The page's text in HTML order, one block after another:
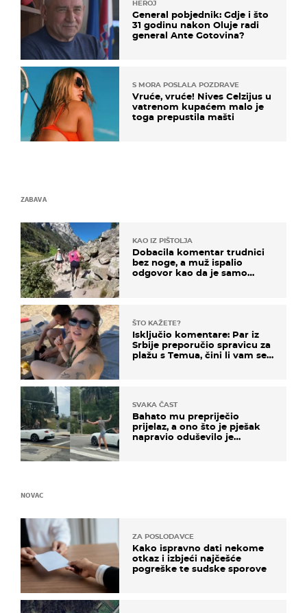
HEROJ
General pobjednik: Gdje i što
31 godinu nakon Oluje radi
general Ante Gotovina?
S MORA POSLALA POZDRAVE
Vruće, vruće! Nives Celzijus u
vatrenom kupaćem malo je
toga prepustila mašti
ZABAVA
KAO IZ PIŠTOLJA
Dobacila komentar trudnici
bez noge, a muž ispalio
odgovor kao da je samo
ŠTO KAŽETE?
Isključio komentare: Par iz
Srbije preporučio spravicu za
plažu s Temua, čini li vam se
SVAKA ČAST
Bahato mu prepriječio
prijelaz, a ono što je pješak
napravio oduševilo je
NOVAC
ZA POSLODAVCE
Kako ispravno dati nekome
otkaz i izbjeći najčešće
pogreške te sudske sporove